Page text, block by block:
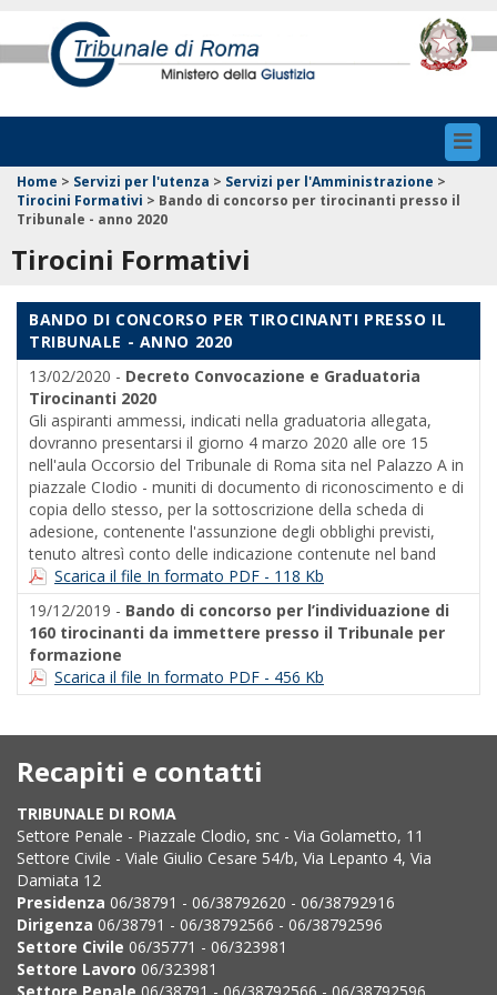
Home > Servizi per l'utenza > Servizi per l'Amministrazione >
Tirocini Formativi > Bando di concorso per tirocinanti presso il
Tribunale - anno 2020
Tirocini Formativi
BANDO DI CONCORSO PER TIROCINANTI PRESSO IL
TRIBUNALE - ANNO 2020
13/02/2020 - Decreto Convocazione e Graduatoria
Tirocinanti 2020
Gli aspiranti ammessi, indicati nella graduatoria allegata,
dovranno presentarsi il giorno 4 marzo 2020 alle ore 15
nell'aula Occorsio del Tribunale di Roma sita nel Palazzo A in
piazzale CIodio - muniti di documento di riconoscimento e di
copia dello stesso, per la sottoscrizione della scheda di
adesione, contenente l'assunzione degli obblighi previsti,
tenuto altresì conto delle indicazione contenute nel band
Scarica il file In formato PDF - 118 Kb
19/12/2019 - Bando di concorso per l’individuazione di
160 tirocinanti da immettere presso il Tribunale per
formazione
Scarica il file In formato PDF - 456 Kb
Recapiti e contatti
TRIBUNALE DI ROMA
Settore Penale - Piazzale Clodio, snc - Via Golametto, 11
Settore Civile - Viale Giulio Cesare 54/b, Via Lepanto 4, Via
Damiata 12
Presidenza 06/38791 - 06/38792620 - 06/38792916
Dirigenza 06/38791 - 06/38792566 - 06/38792596
Settore Civile 06/35771 - 06/323981
Settore Lavoro 06/323981